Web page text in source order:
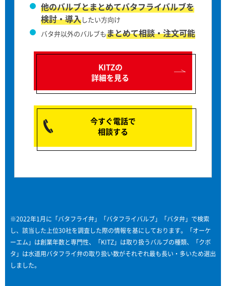
他のバルブとまとめてバタフライバルブを
検討・導入したい方向け
バタ弁以外のバルブもまとめて相談・注文可能
KITZの
詳細を見る
今すぐ電話で
相談する
※2022年1月に「バタフライ弁」「バタフライバルブ」「バタ弁」で検索
し、該当した上位30社を調査した際の情報を基にしております。「オーケ
ーエム」は創業年数と専門性、「KITZ」は取り扱うバルブの種類、「クボ
タ」は水道用バタフライ弁の取り扱い数がそれぞれ最も長い・多いため選出
しました。